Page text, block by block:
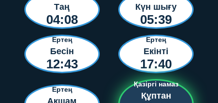
Таң
04:08
Күн шығу
05:39
Ертең
Бесін
12:43
Ертең
Екінті
17:40
Ертең
Қазіргі намаз
Құптан